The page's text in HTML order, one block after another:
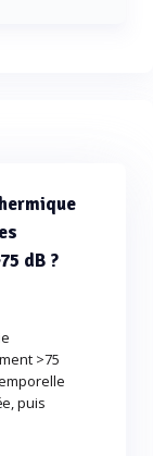
dB ?
>75
puis